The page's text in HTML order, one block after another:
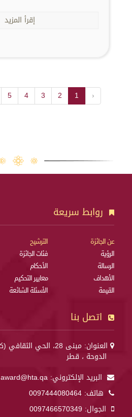
إقرأ المزيد
‹
1
2
3
4
5
روابط سريعة
عن الجائزة
الرؤية
الرسالة
الأهداف
القيمة
الترشيح
فئات الجائزة
الأحكام
معايير التحكيم
الأسئلة الشائعة
اتصل بنا
العنوان: مبنى 28، الحي الثقافي (كتارا)،
الدوحة ، قطر
البريد الإلكتروني: award@hta.qa
هاتف: 0097444080464
الجوال: 0097466570349